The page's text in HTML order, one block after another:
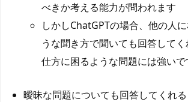
べきか考える能力が問われます
しかしChatGPTの場合、他の人
うな聞き方で聞いても回答して
仕方に困るような問題には強いで
曖昧な問題についても回答してくれる